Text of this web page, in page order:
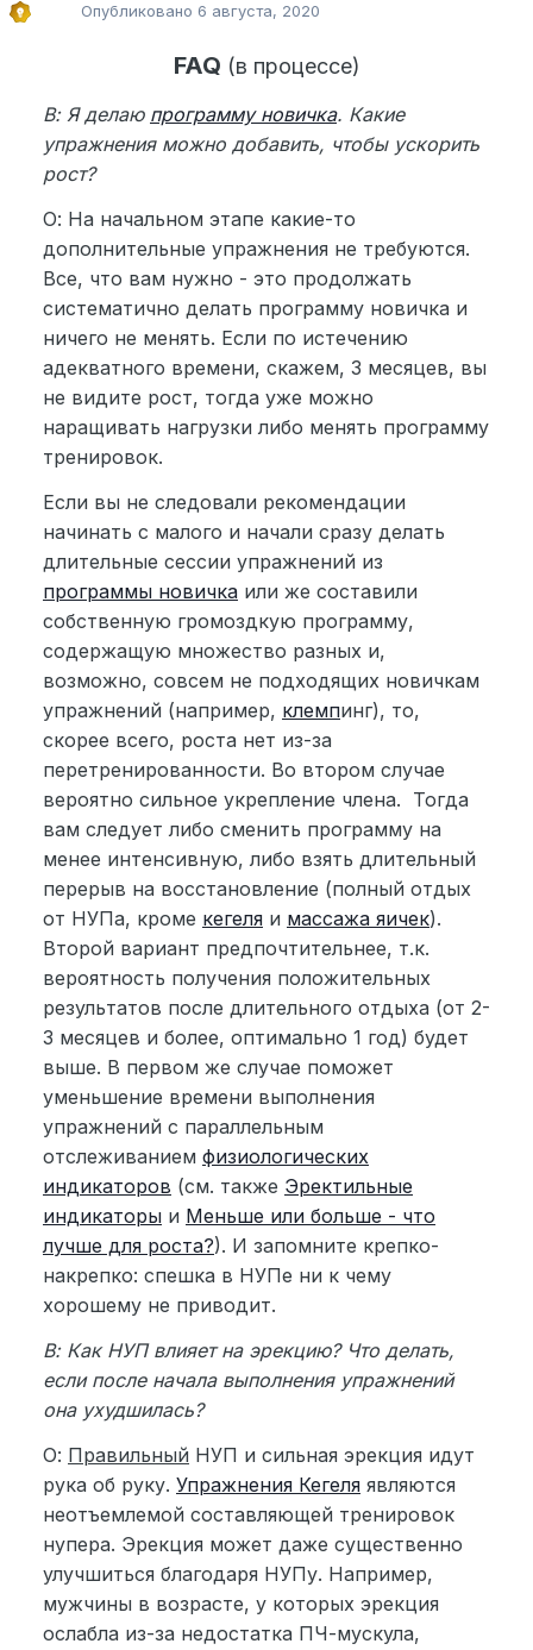
Опубликовано 6 августа, 2020
FAQ (в процессе)
В: Я делаю программу новичка. Какие
упражнения можно добавить, чтобы ускорить
рост?
О: На начальном этапе какие-то
дополнительные упражнения не требуются.
Все, что вам нужно - это продолжать
систематично делать программу новичка и
ничего не менять. Если по истечению
адекватного времени, скажем, 3 месяцев, вы
не видите рост, тогда уже можно
наращивать нагрузки либо менять программу
тренировок.
Если вы не следовали рекомендации
начинать с малого и начали сразу делать
длительные сессии упражнений из
программы новичка или же составили
собственную громоздкую программу,
содержащую множество разных и,
возможно, совсем не подходящих новичкам
упражнений (например, клемпинг), то,
скорее всего, роста нет из-за
перетренированности. Во втором случае
вероятно сильное укрепление члена. Тогда
вам следует либо сменить программу на
менее интенсивную, либо взять длительный
перерыв на восстановление (полный отдых
от НУПа, кроме кегеля и массажа яичек).
Второй вариант предпочтительнее, т.к.
вероятность получения положительных
результатов после длительного отдыха (от 2-
3 месяцев и более, оптимально 1 год) будет
выше. В первом же случае поможет
уменьшение времени выполнения
упражнений с параллельным
отслеживанием физиологических
индикаторов (см. также Эректильные
индикаторы и Меньше или больше - что
лучше для роста?). И запомните крепко-
накрепко: спешка в НУПе ни к чему
хорошему не приводит.
В: Как НУП влияет на эрекцию? Что делать,
если после начала выполнения упражнений
она ухудшилась?
О: Правильный НУП и сильная эрекция идут
рука об руку. Упражнения Кегеля являются
неотъемлемой составляющей тренировок
нупера. Эрекция может даже существенно
улучшиться благодаря НУПу. Например,
мужчины в возрасте, у которых эрекция
ослабла из-за недостатка ПЧ-мускула,